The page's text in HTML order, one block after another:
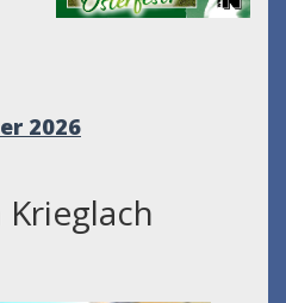
2026